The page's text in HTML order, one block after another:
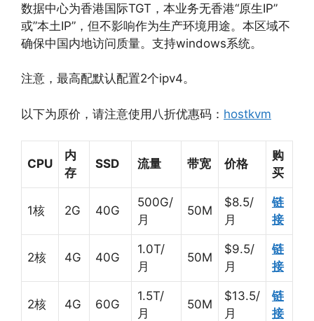
数据中心为香港国际TGT，本业务无香港“原生IP”
或”本土IP”，但不影响作为生产环境用途。本区域不
确保中国内地访问质量。支持windows系统。
注意，最高配默认配置2个ipv4。
以下为原价，请注意使用八折优惠码： hostkvm
CPU
内
存
SSD 流量 带宽 价格
购
买
1核 2G 40G
500G/
月
50M
$8.5/
月
链
接
2核 4G 40G
1.0T/
月
50M
$9.5/
月
链
接
2核 4G 60G
1.5T/
月
50M
$13.5/
月
链
接